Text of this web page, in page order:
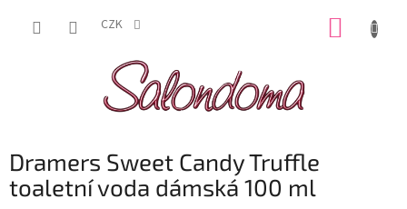
CZK
Dramers Sweet Candy Truffle
toaletní voda dámská 100 ml